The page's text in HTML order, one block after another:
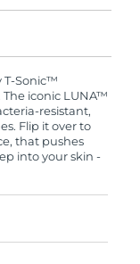
will
T-Sonic™
The iconic LUNA™
resistant,
Flip it over to
that pushes
into your skin -